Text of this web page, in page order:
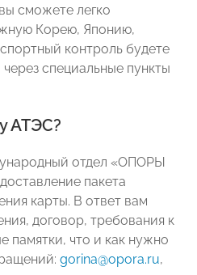
сможете легко
Корею, Японию,
контроль будете
специальные пункты
АТЭС?
отдел «ОПОРЫ
пакета
карты. В ответ вам
договор, требования к
памятки, что и как нужно
gorina@opora.ru,